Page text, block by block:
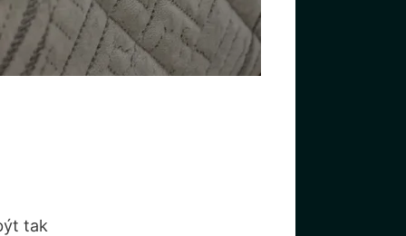
tak